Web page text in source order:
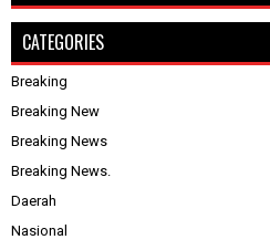
CATEGORIES
Breaking
Breaking New
Breaking News
Breaking News.
Daerah
Nasional